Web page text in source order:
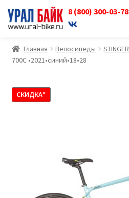
8 (800) 300-03-78
Перейти
к
навигации
Перейти
к
содержимому
Главная Велосипеды STINGER
700C •2021•синий•18•28
СКИДКА*